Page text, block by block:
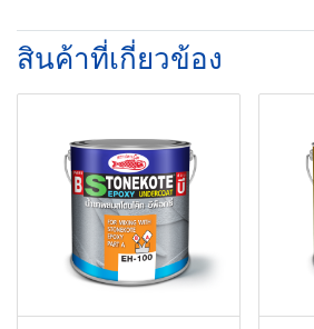
สินค้าที่เกี่ยวข้อง